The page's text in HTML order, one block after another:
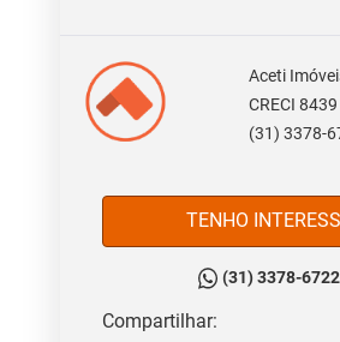
Aceti
CRECI 8439
(31) 3378-
TENHO
(31) 3378-6722
Compartilhar: